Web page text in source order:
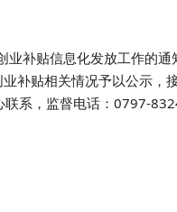
补贴信息化发放工作的通
补贴相关情况予以公示，
系，监督电话：0797-